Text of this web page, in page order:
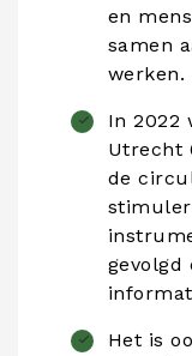
en
samen
werken.
In 2022
Utrecht
de
gevolgd
Het is